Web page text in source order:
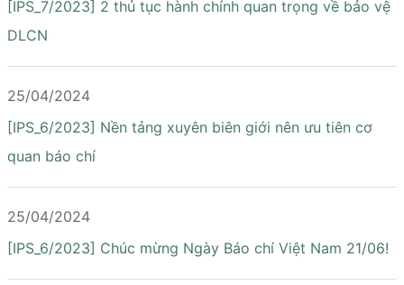
[IPS_7/2023] 2 thủ tục hành chính quan trọng về bảo vệ
DLCN
25/04/2024
[IPS_6/2023] Nền tảng xuyên biên giới nên ưu tiên cơ
quan báo chí
25/04/2024
[IPS_6/2023] Chúc mừng Ngày Báo chí Việt Nam 21/06!